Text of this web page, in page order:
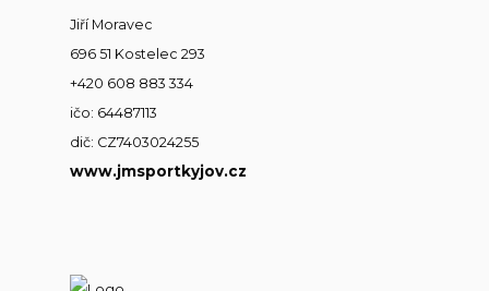
Jiří Moravec
696 51 Kostelec 293
+420 608 883 334
ičo: 64487113
dič: CZ7403024255
www.jmsportkyjov.cz